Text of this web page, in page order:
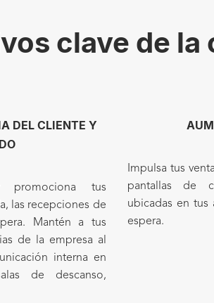
clave de
DEL CLIENTE Y
tus
las recepciones de
Mantén a tus
de la empresa al
interna en
de descanso,
Impulsa tus
pantallas de
ubicadas en tus
espera.